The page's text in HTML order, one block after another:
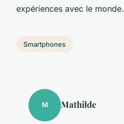
expériences avec le monde.
Smartphones
M Mathilde